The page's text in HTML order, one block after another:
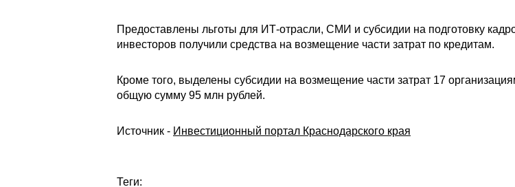
Предоставлены льготы для ИТ-отрасли, СМИ и субсидии на подготовку
инвесторов получили средства на возмещение части затрат по кредитам.
Кроме того, выделены субсидии на возмещение части затрат 17
общую сумму 95 млн рублей.
Источник - Инвестиционный портал Краснодарского края
Теги: